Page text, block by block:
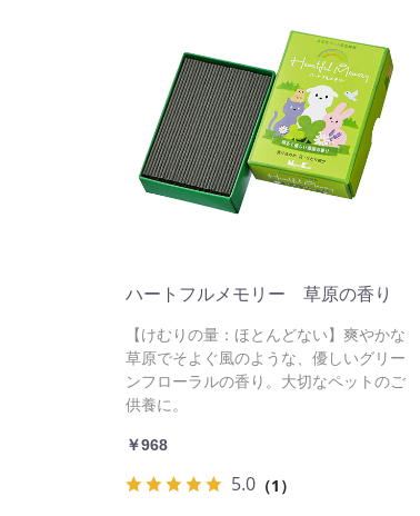
ハートフルメモリー 草原の香り
【けむりの量：ほとんどない】爽やかな
草原でそよぐ風のような、優しいグリー
ンフローラルの香り。大切なペットのご
供養に。
￥968
5.0 （1）